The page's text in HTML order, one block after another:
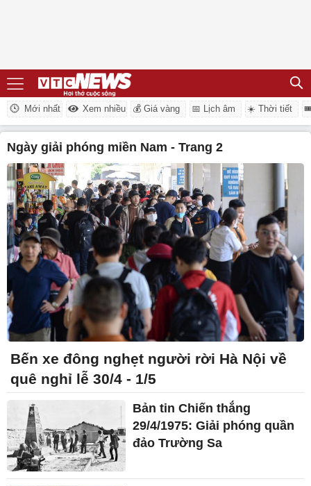
Mới nhất Xem nhiều 💰 Giá vàng 📅 Lịch âm ☀️ Thời tiết
Ngày giải phóng miền Nam - Trang 2
Bến xe đông nghẹt người rời Hà Nội về
quê nghỉ lễ 30/4 - 1/5
Bản tin Chiến thắng
29/4/1975: Giải phóng quần
đảo Trường Sa